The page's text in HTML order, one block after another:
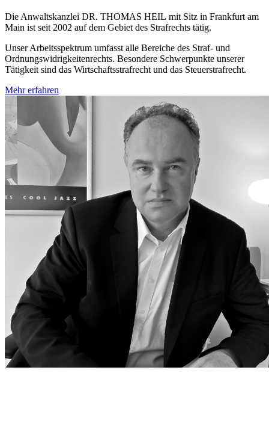
Die Anwaltskanzlei DR. THOMAS HEIL mit Sitz in Frankfurt am
Main ist seit 2002 auf dem Gebiet des Strafrechts tätig.
Unser Arbeitsspektrum umfasst alle Bereiche des Straf- und
Ordnungswidrigkeitenrechts. Besondere Schwerpunkte unserer
Tätigkeit sind das Wirtschaftsstrafrecht und das Steuerstrafrecht.
Mehr erfahren